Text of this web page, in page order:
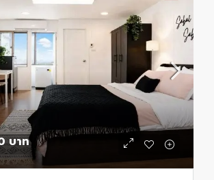
บาท